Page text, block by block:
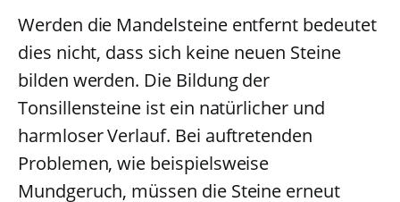
Werden die Mandelsteine entfernt bedeutet
dies nicht, dass sich keine neuen Steine
bilden werden. Die Bildung der
Tonsillensteine ist ein natürlicher und
harmloser Verlauf. Bei auftretenden
Problemen, wie beispielsweise
Mundgeruch, müssen die Steine erneut